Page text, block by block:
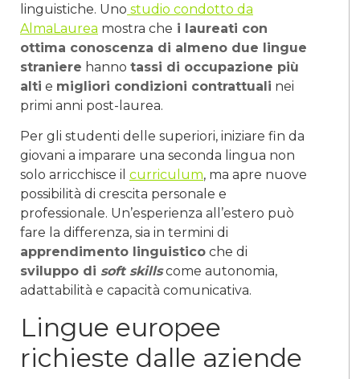
linguistiche. Uno studio condotto da
AlmaLaurea mostra che i laureati con
ottima conoscenza di almeno due lingue
straniere hanno tassi di occupazione più
alti e migliori condizioni contrattuali nei
primi anni post-laurea.
Per gli studenti delle superiori, iniziare fin da
giovani a imparare una seconda lingua non
solo arricchisce il curriculum, ma apre nuove
possibilità di crescita personale e
professionale. Un’esperienza all’estero può
fare la differenza, sia in termini di
apprendimento linguistico che di
sviluppo di soft skillscome autonomia,
adattabilità e capacità comunicativa.
Lingue europee
richieste dalle aziende